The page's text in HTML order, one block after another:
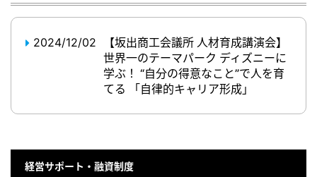
2024/12/02
【坂出商工会議所 人材育成講演会】
世界一のテーマパーク ディズニーに
学ぶ！ “自分の得意なこと”で人を育
てる 「自律的キャリア形成」
経営サポート・融資制度